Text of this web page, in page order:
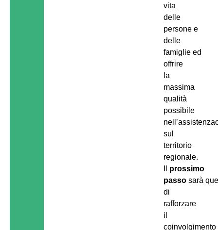
vita
delle
persone e
delle
famiglie ed
offrire
la
massima
qualità
possibile
sul
territorio
regionale.
prossimo
passo sarà
di
rafforzare
il
coinvolgimento